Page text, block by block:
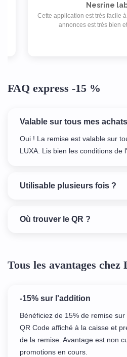
Nesrine
Cette application est trés facile
annonces est trés bien
FAQ express -15 %
Valable sur tous mes
Oui ! La remise est valable sur
LUXA. Lis bien les conditions de
Utilisable plusieurs fois ?
Où trouver le QR ?
Tous les avantages
-15% sur l'addition
Bénéficiez de 15% de remise
QR Code affiché à la caisse et
de la remise. Avantage est non
promotions en cours.